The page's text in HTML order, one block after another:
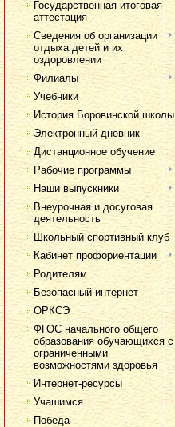
Государственная итоговая
аттестация
Сведения об организации
отдыха детей и их
оздоровлении
Филиалы
Учебники
История Боровинской школы
Электронный дневник
Дистанционное обучение
Рабочие программы
Наши выпускники
Внеурочная и досуговая
деятельность
Школьный спортивный клуб
Кабинет профориентации
Родителям
Безопасный интернет
ОРКСЭ
ФГОС начального общего
образования обучающихся с
ограниченными
возможностями здоровья
Интернет-ресурсы
Учашимся
Победа